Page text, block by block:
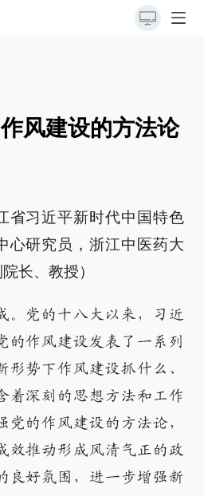
风建设的方法论
省习近平新时代中国特色
心研究员，浙江中医药大
长、教授）
。党的十八大以来，习近
的作风建设发表了一系列
形势下作风建设抓什么、
着深刻的思想方法和工作
党的作风建设的方法论，
效推动形成风清气正的政
良好氛围，进一步增强新